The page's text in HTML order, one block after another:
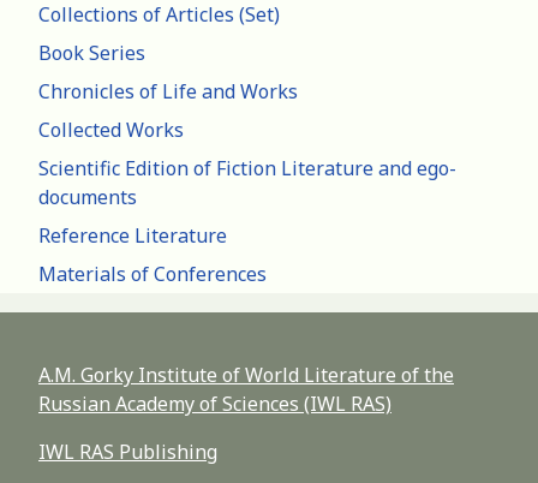
Collections of Articles (Set)
Book Series
Chronicles of Life and Works
Collected Works
Scientific Edition of Fiction Literature and ego-
documents
Reference Literature
Materials of Conferences
A.M. Gorky Institute of World Literature of the
Russian Academy of Sciences (IWL RAS)
IWL RAS Publishing